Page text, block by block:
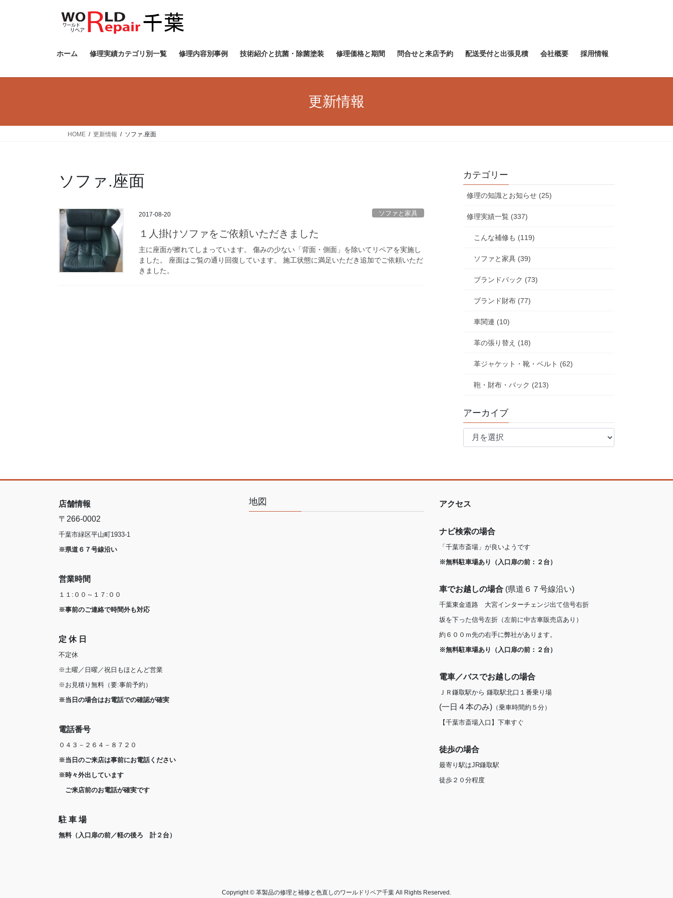
ス
ン
ホーム 修理実績カテゴリ別一覧 修理内容別事例 技術紹介と抗菌・除菌塗装 修理価格と期間 問合せと来店予約 配送受付と出張見積 会社概要 採用情報
更新情報
HOME 更新情報 ソファ.座面
ソファ.座面
2017-08-20 ソファと家具
１人掛けソファをご依頼いただきました
主に座面が擦れてしまっています。 傷みの少ない「背面・側面」を除いてリペアを実施し
ました。 座面はご覧の通り回復しています。 施工状態に満足いただき追加でご依頼いただ
きました。
カテゴリー
修理の知識とお知らせ (25)
修理実績一覧 (337)
こんな補修も (119)
ソファと家具 (39)
ブランドバック (73)
ブランド財布 (77)
車関連 (10)
革の張り替え (18)
革ジャケット・靴・ベルト (62)
鞄・財布・バック (213)
アーカイブ
ア
店舗情報
〒266-0002
千葉市緑区平山町1933-1
※県道６７号線沿い
営業時間
１１:００～１７:００
※事前のご連絡で時間外も対応
定 休 日
不定休
※土曜／日曜／祝日もほとんど営業
※お見積り無料（要:事前予約）
※当日の場合はお電話での確認が確実
電話番号
０４３－２６４－８７２０
※当日のご来店は事前にお電話ください
※時々外出しています
ご来店前のお電話が確実です
駐 車 場
無料（入口扉の前／軽の後ろ 計２台）
地図 アクセス
ナビ検索の場合
「千葉市斎場」が良いようです
※無料駐車場あり（入口扉の前：２台）
車でお越しの場合 (県道６７号線沿い)
千葉東金道路 大宮インターチェンジ出て信号右折
坂を下った信号左折（左前に中古車販売店あり）
約６００ｍ先の右手に弊社があります。
※無料駐車場あり（入口扉の前：２台）
電車／バスでお越しの場合
ＪＲ鎌取駅から 鎌取駅北口１番乗り場
(一日４本のみ) （乗車時間約５分）
【千葉市斎場入口】下車すぐ
徒歩の場合
最寄り駅はJR鎌取駅
徒歩２０分程度
Copyright © 革製品の修理と補修と色直しのワールドリペア千葉 All Rights Reserved.